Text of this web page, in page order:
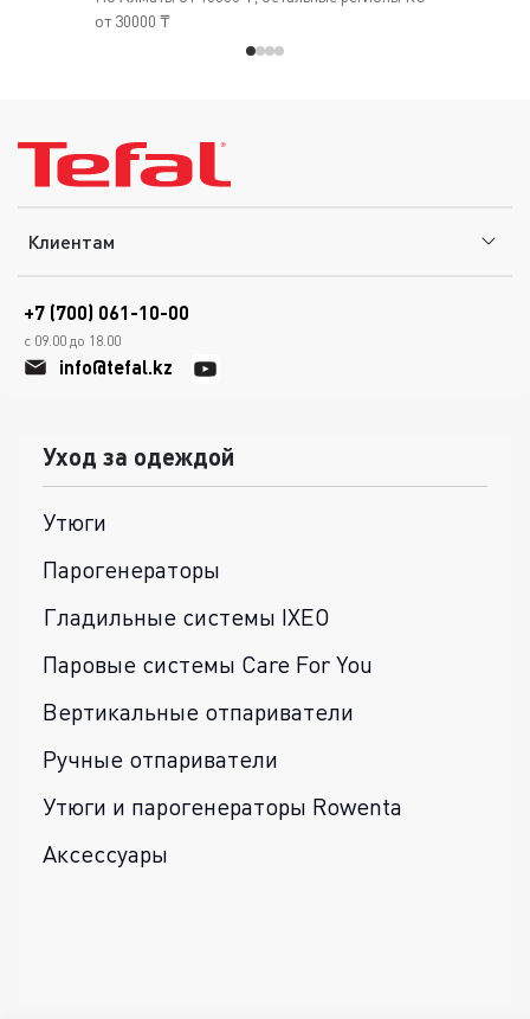
от 30000 ₸
Клиентам
+7 (700) 061-10-00
с 09.00 до 18.00
info@tefal.kz
Уход за одеждой
Утюги
Парогенераторы
Гладильные системы IXEO
Паровые системы Care For You
Вертикальные отпариватели
Ручные отпариватели
Утюги и парогенераторы Rowenta
Аксессуары